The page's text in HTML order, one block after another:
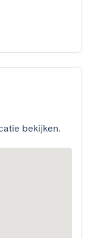
bekijken.